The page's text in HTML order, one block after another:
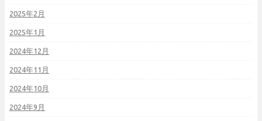
2025年2月
2025年1月
2024年12月
2024年11月
2024年10月
2024年9月